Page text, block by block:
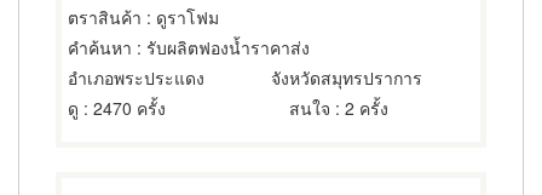
ตราสินค้า : ดูราโฟม
คำค้นหา : รับผลิตฟองน้ำราคาส่ง
อำเภอพระประแดง
จังหวัดสมุทรปราการ
ดู : 2470 ครั้ง สนใจ : 2 ครั้ง